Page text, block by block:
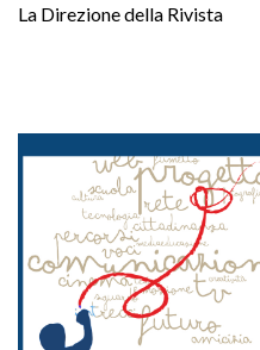
La Direzione della Rivista